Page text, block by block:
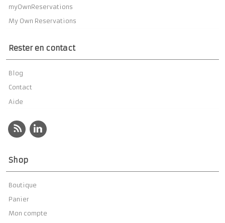
myOwnReservations
My Own Reservations
Rester en contact
Blog
Contact
Aide
Shop
Boutique
Panier
Mon compte